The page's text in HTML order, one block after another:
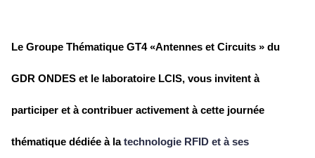
Le Groupe Thématique GT4 «Antennes et Circuits » du
GDR ONDES et le laboratoire LCIS, vous invitent à
participer et à contribuer activement à cette journée
thématique dédiée à latechnologie RFID et à ses